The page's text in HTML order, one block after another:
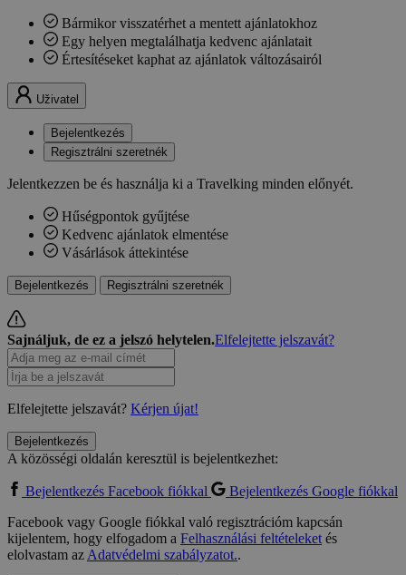
Bármikor visszatérhet a mentett ajánlatokhoz
Egy helyen megtalálhatja kedvenc ajánlatait
Értesítéseket kaphat az ajánlatok változásairól
Uživatel
Bejelentkezés
Regisztrálni szeretnék
Jelentkezzen be és használja ki a Travelking minden előnyét.
Hűségpontok gyűjtése
Kedvenc ajánlatok elmentése
Vásárlások áttekintése
Bejelentkezés Regisztrálni szeretnék
Sajnáljuk, de ez a jelszó helytelen.Elfelejtette jelszavát?
Elfelejtette jelszavát? Kérjen újat!
Bejelentkezés
A közösségi oldalán keresztül is bejelentkezhet:
Bejelentkezés Facebook fiókkal
Bejelentkezés Google fiókkal
Facebook vagy Google fiókkal való regisztrációm kapcsán
kijelentem, hogy elfogadom a Felhasználási feltételeketés
elolvastam azAdatvédelmi szabályzatot..